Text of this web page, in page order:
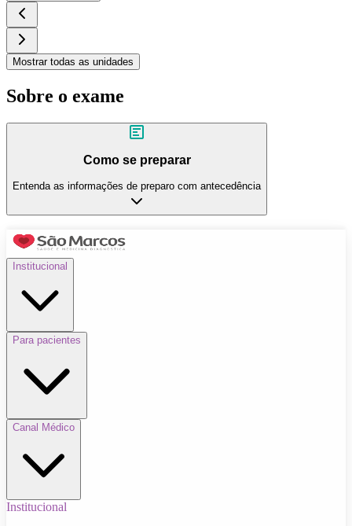
Mostrar todas as unidades
Sobre o exame
Como se preparar
Entenda as informações de preparo com antecedência
Institucional
Para pacientes
Canal Médico
Institucional